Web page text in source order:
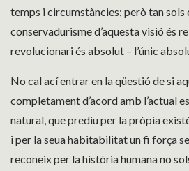
temps i circumstàncies; però tan sols
conservadurisme d’aquesta visió és
revolucionari és absolut – l’únic
No cal ací entrar en la qüestió de si
completament d’acord amb l’actual
natural, que prediu per la pròpia
i per la seua habitabilitat un fi força
reconeix per la història humana no